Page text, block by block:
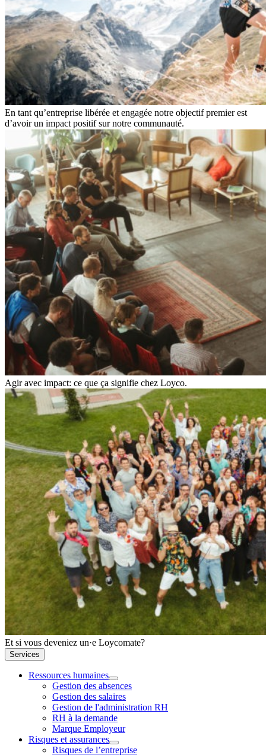
En tant qu’entreprise libérée et engagée notre objectif premier est
d’avoir un impact positif sur notre communauté.
Agir avec impact: ce que ça signifie chez Loyco.
Et si vous deveniez un·e Loycomate?
Services
Ressources humaines
Gestion des absences
Gestion des salaires
Gestion de l'administration RH
RH à la demande
Marque Employeur
Risques et assurances
Risques de l’entreprise